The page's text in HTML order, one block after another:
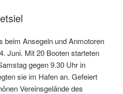
beim Ansegeln und Anmotoren
Juni. Mit 20 Booten starteten
gegen 9.30 Uhr in
sie im Hafen an. Gefeiert
Vereinsgelände des